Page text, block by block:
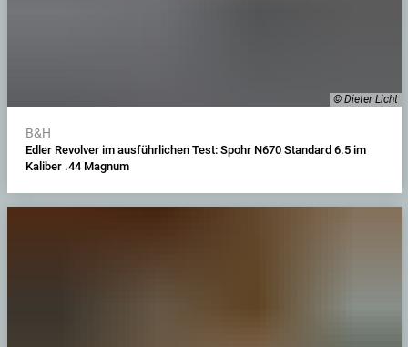
© Dieter Licht
B&H
Edler Revolver im ausführlichen Test: Spohr N670 Standard 6.5 im
Kaliber .44 Magnum